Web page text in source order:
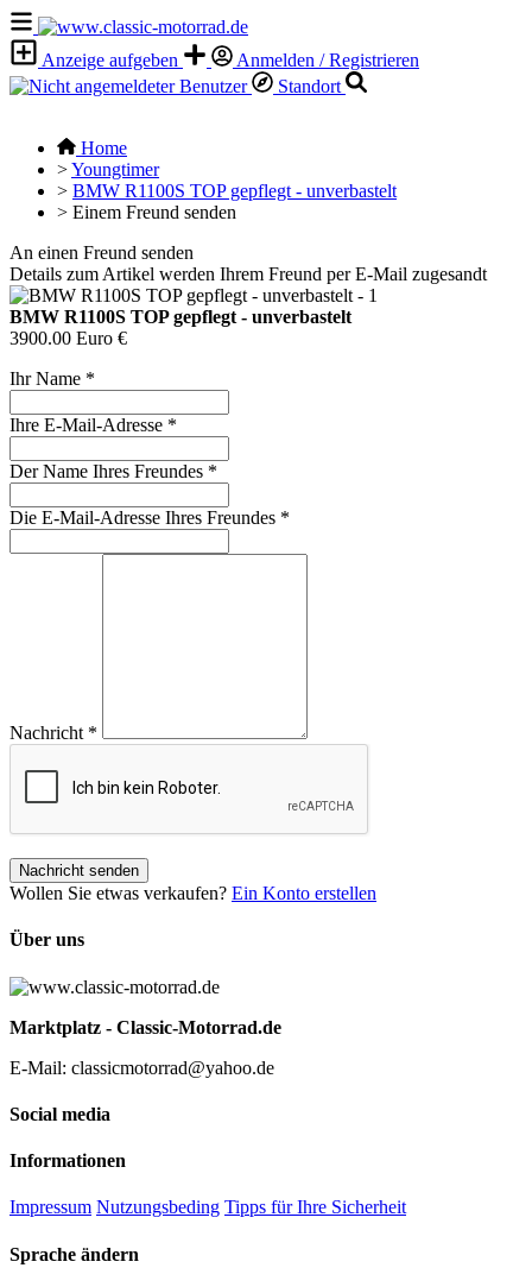
Anzeige aufgeben
Anmelden / Registrieren
Standort
Home
>Youngtimer
> BMW R1100S TOP gepflegt - unverbastelt
> Einem Freund senden
An einen Freund senden
Details zum Artikel werden Ihrem Freund per E-Mail zugesandt
BMW R1100S TOP gepflegt - unverbastelt
3900.00 Euro €
Ihr Name *
Ihre E-Mail-Adresse *
Der Name Ihres Freundes *
Die E-Mail-Adresse Ihres Freundes *
Nachricht *
Nachricht senden
Wollen Sie etwas verkaufen? Ein Konto erstellen
Über uns
Marktplatz - Classic-Motorrad.de
E-Mail: classicmotorrad@yahoo.de
Social media
Informationen
Impressum Nutzungsbeding Tipps für Ihre Sicherheit
Sprache ändern